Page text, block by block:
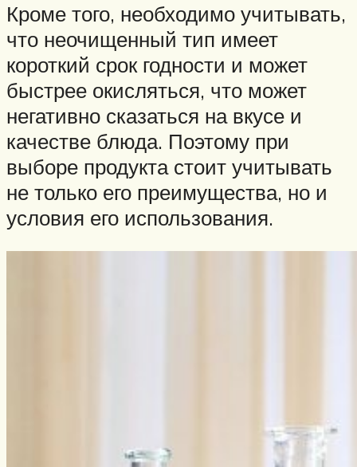
Кроме того, необходимо учитывать,
что неочищенный тип имеет
короткий срок годности и может
быстрее окисляться, что может
негативно сказаться на вкусе и
качестве блюда. Поэтому при
выборе продукта стоит учитывать
не только его преимущества, но и
условия его использования.